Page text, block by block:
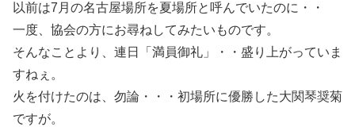
以前は7月の名古屋場所を夏場所と呼んでいたのに・・
一度、協会の方にお尋ねしてみたいものです。
そんなことより、連日「満員御礼」・・盛り上がっていま
すねぇ。
火を付けたのは、勿論・・・初場所に優勝した大関琴奨菊
ですが。